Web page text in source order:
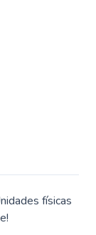
físicas